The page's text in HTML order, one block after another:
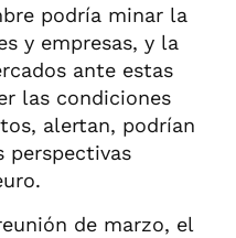
podría minar la
y empresas, y la
ante estas
las condiciones
alertan, podrían
perspectivas
de marzo, el